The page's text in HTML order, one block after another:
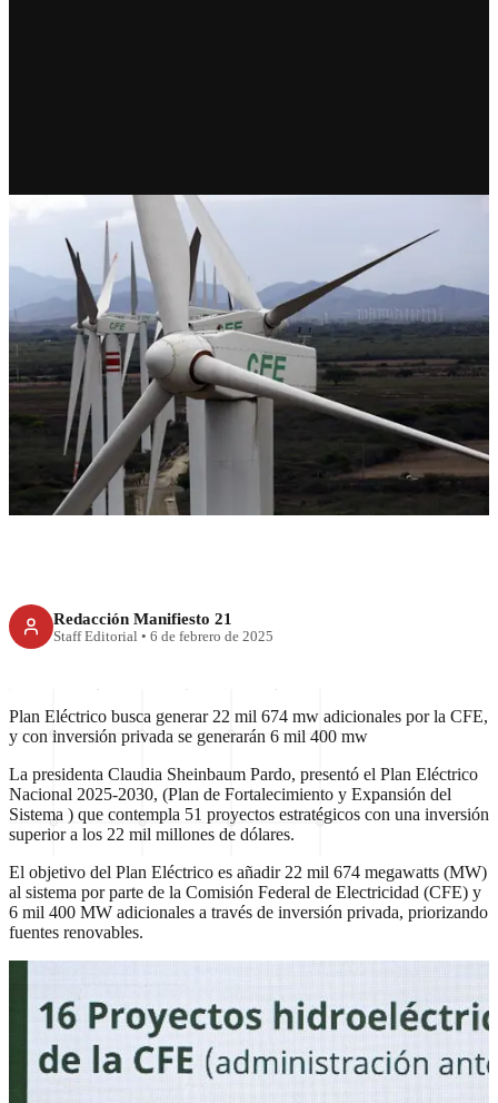
RECIENTE
Plan Eléctrico Nacional
impulsará generación y
cobertura energética
Redacción Manifiesto 21
Staff Editorial • 6 de febrero de 2025
Plan Eléctrico busca generar 22 mil 674 mw adicionales por la CFE,
y con inversión privada se generarán 6 mil 400 mw
La presidenta Claudia Sheinbaum Pardo, presentó el Plan Eléctrico
Nacional 2025-2030, (Plan de Fortalecimiento y Expansión del
Sistema ) que contempla 51 proyectos estratégicos con una inversión
superior a los 22 mil millones de dólares.
El objetivo del Plan Eléctrico es añadir 22 mil 674 megawatts (MW)
al sistema por parte de la Comisión Federal de Electricidad (CFE) y
6 mil 400 MW adicionales a través de inversión privada, priorizando
fuentes renovables.